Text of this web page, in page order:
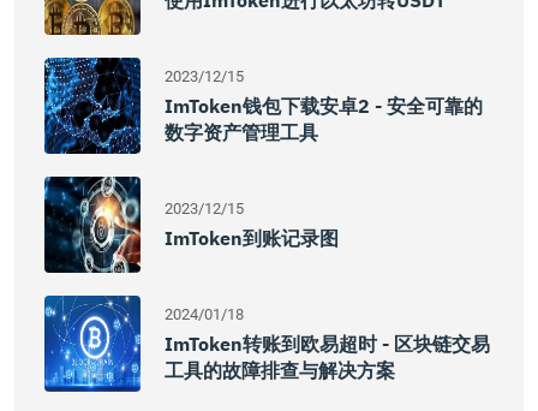
2023/12/15
ImToken钱包下载安卓2 - 安全可靠的
数字资产管理工具
2023/12/15
ImToken到账记录图
2024/01/18
ImToken转账到欧易超时 - 区块链交易
工具的故障排查与解决方案